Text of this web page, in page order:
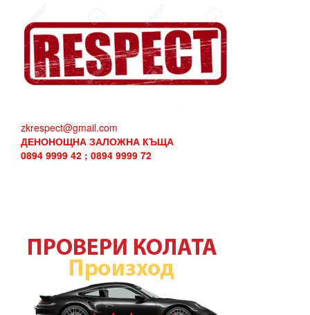
zkrespect@gmail.com
ДЕНОНОЩНА ЗАЛОЖНА КЪЩА
0894 9999 42 ; 0894 9999 72